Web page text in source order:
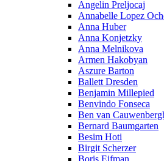
Angelin Preljocaj
Annabelle Lopez
Anna Huber
Anna Konjetzky
Anna Melnikova
Armen Hakobyan
Aszure Barton
Ballett Dresden
Benjamin Millepied
Benvindo Fonseca
Ben van
Bernard Baumgarten
Besim Hoti
Birgit Scherzer
Boris Eifman